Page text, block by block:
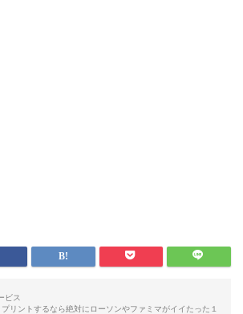
ビス
リントするなら絶対にローソンやファミマがイイたった１